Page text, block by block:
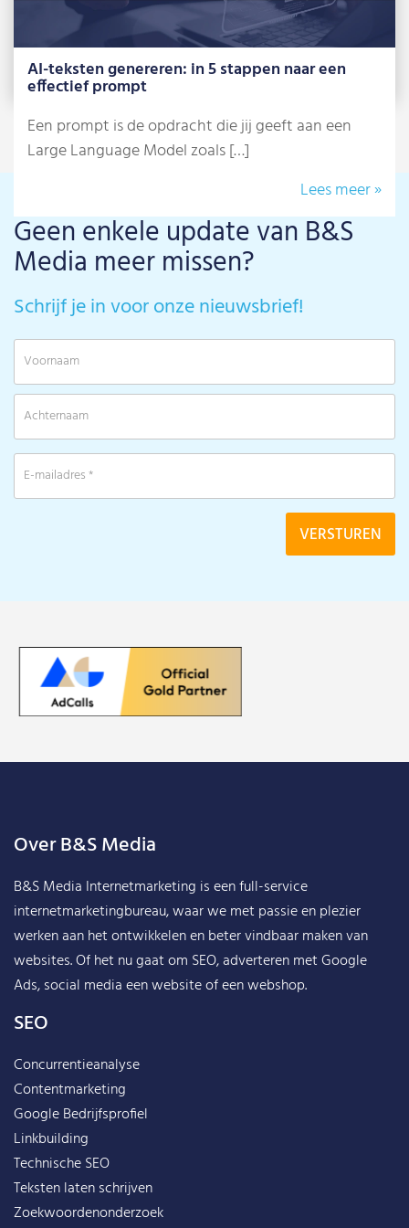
AI-teksten genereren: in 5 stappen naar een
effectief prompt
Een prompt is de opdracht die jij geeft aan een
Large Language Model zoals […]
Lees meer »
Geen enkele update van B&S
Media meer missen?
Schrijf je in voor onze nieuwsbrief!
Over B&S Media
B&S Media Internetmarketing is een full-service
internetmarketingbureau, waar we met passie en plezier
werken aan het ontwikkelen en beter vindbaar maken van
websites. Of het nu gaat om SEO, adverteren met Google
Ads, social media een website of een webshop.
SEO
Concurrentieanalyse
Contentmarketing
Google Bedrijfsprofiel
Linkbuilding
Technische SEO
Teksten laten schrijven
Zoekwoordenonderzoek